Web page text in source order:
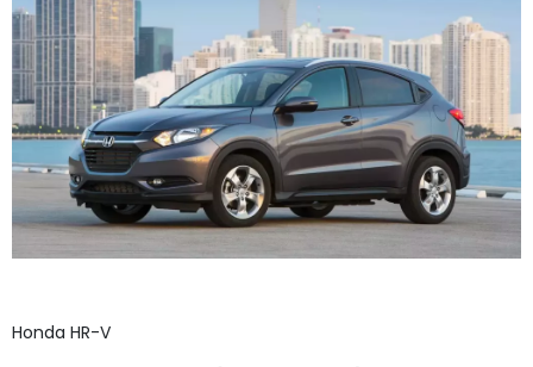
Honda HR-V